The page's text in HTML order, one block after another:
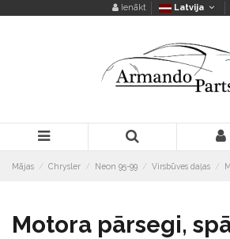
Ienākt Latvija
Mājas Chrysler Neon 95-99 Virsbūves daļas
Motora pārsegi,